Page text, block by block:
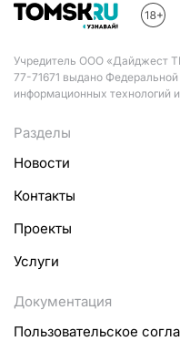
Учредитель ООО «Дайджест
77-71671 выдано
информационных технологий
Разделы
Новости
Контакты
Проекты
Услуги
Документация
Пользовательское